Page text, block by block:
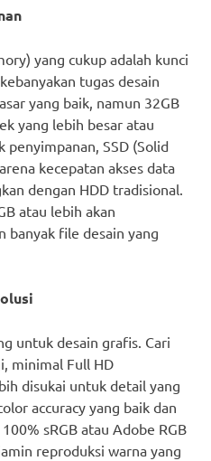
yang cukup adalah kunci
tugas desain
yang baik, namun 32GB
yang lebih besar atau
SSD (Solid
kecepatan akses data
dengan HDD tradisional.
atau lebih akan
banyak file desain yang
untuk desain grafis. Cari
minimal Full HD
disukai untuk detail yang
accuracy yang baik dan
sRGB atau Adobe RGB
reproduksi warna yang